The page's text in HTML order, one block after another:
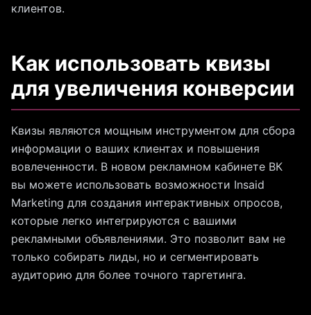
клиентов.
Как использовать квизы
для увеличения конверсии
Квизы являются мощным инструментом для сбора
информации о ваших клиентах и повышения
вовлеченности. В новом рекламном кабинете ВК
вы можете использовать возможности Insaid
Marketing для создания интерактивных опросов,
которые легко интегрируются с вашими
рекламными объявлениями. Это позволит вам не
только собирать лиды, но и сегментировать
аудиторию для более точного таргетинга.